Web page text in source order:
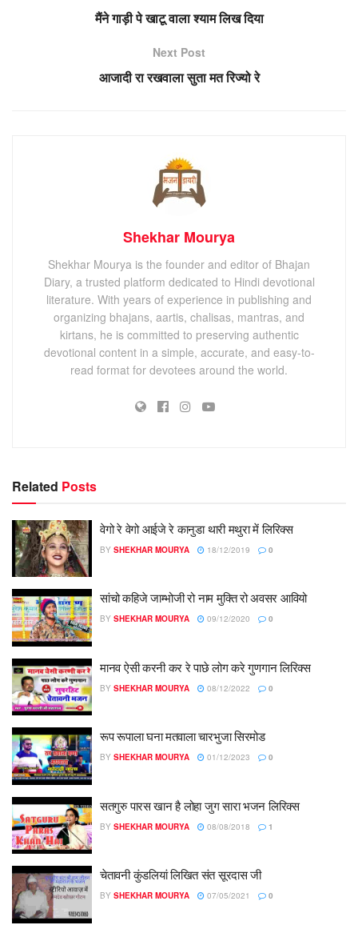
मैंने गाड़ी पे खाटू वाला श्याम लिख दिया
Next Post
आजादी रा रखवाला सुता मत रिज्यो रे
Shekhar Mourya
Shekhar Mourya is the founder and editor of Bhajan
Diary, a trusted platform dedicated to Hindi devotional
literature. With years of experience in publishing and
organizing bhajans, aartis, chalisas, mantras, and
kirtans, he is committed to preserving authentic
devotional content in a simple, accurate, and easy-to-
read format for devotees around the world.
Related Posts
वेगो रे वेगो आईजे रे कानुडा थारी मथुरा में लिरिक्स
BY SHEKHAR MOURYA 18/12/2019 0
सांचो कहिजे जाम्भोजी रो नाम मुक्ति रो अवसर आवियो
BY SHEKHAR MOURYA 09/12/2020 0
मानव ऐसी करनी कर रे पाछे लोग करे गुणगान लिरिक्स
BY SHEKHAR MOURYA 08/12/2022 0
रूप रूपाला घना मतवाला चारभुजा सिरमोड
BY SHEKHAR MOURYA 01/12/2023 0
सतगुरु पारस खान है लोहा जुग सारा भजन लिरिक्स
BY SHEKHAR MOURYA 08/08/2018 1
चेतावनी कुंडलियां लिखित संत सूरदास जी
BY SHEKHAR MOURYA 07/05/2021 0